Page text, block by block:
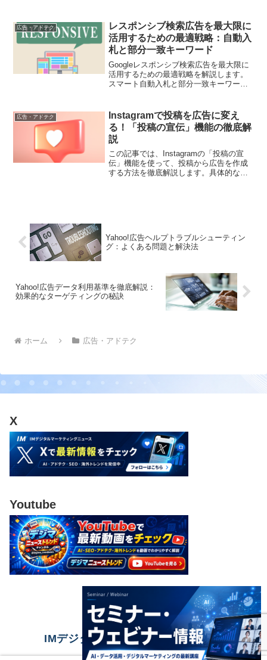
広告・アドテク
レスポンシブ検索広告を最大限に
活用するための最適戦略：自動入
札と部分一致キーワード
Googleレスポンシブ検索広告を最大限に
活用するための最適戦略を解説します。
スマート自動入札と部分一致キーワード
広告・アドテク
Instagramで投稿を広告に変え
る！「投稿の宣伝」機能の徹底解
説
この記事では、Instagramの「投稿の宣
伝」機能を使って、投稿から広告を作成
する方法を徹底解説します。具体的な手
Yahoo!広告ヘルプトラブルシューティン
グ：よくある問題と解決法
Yahoo!広告データ利用基準を徹底解説：
効果的なターゲティングの秘訣
ホーム 広告・アドテク
X
Youtube
IMデジタルマーケティングニュース